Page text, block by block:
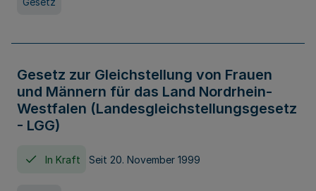
Gesetz zur Gleichstellung von Frauen
und Männern für das Land Nordrhein-
Westfalen (Landesgleichstellungsgesetz
- LGG)
In Kraft Seit 20. November 1999